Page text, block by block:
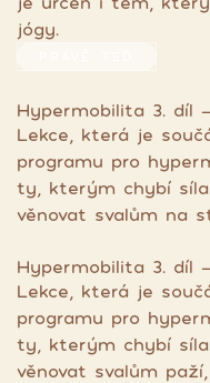
jógy.
Hypermobilita 3. díl
Lekce, která je
programu pro
ty, kterým chybí
věnovat svalům na
Hypermobilita 3. díl
Lekce, která je
programu pro
ty, kterým chybí
věnovat svalům